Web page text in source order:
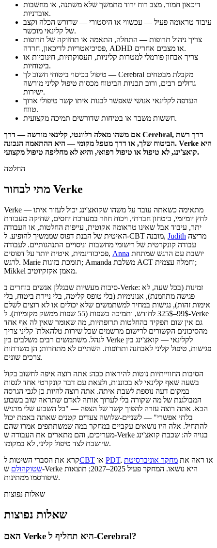
דיכאון חמור, מצב רוח ירוד מתמשך שלא משתנה, או מחשבות
אובדניות.
עיבוד טראומה פעיל — עכשווי או היסטורי — שדורש הכלה וקצב
של קלינאי מוכשר.
צריך ניהול תרופות — התחלה, התאמה או תחזוקה של תרופות
פסיכיאטריות לדיכאון, חרדה, ADHD או מצבים אחרים.
צריך אבחון פורמלי למטרות קליניות, תעסוקתיות, חינוכיות או
ביטוחיות.
טיפול בכיסוי ביטוחי חשוב לך — Cerebral מקבלת מבטחים
גדולים רבים, ורוב תכניות הביטוח מכסות טיפול קליני מורשה
ישירות.
העדפה לקלינאי אנושי שאפשר לבנות איתו קשר טיפולי ארוך
טווח.
חששות משבר או בטיחות שדורשים תמיכה מקצועית.
אם משהו מאלה רלוונטי, קלינאי מורשה — דרך Cerebral, דרך רשת
הביטוח שלך, או דרך מטפל מקומי — היא ההתאמה הנכונה. Verke היא
קואצ'ינג, לא טיפול או טיפול רפואי, והיא לא מחליפה טיפול מקצועי.
החלטה
מתי לבחור Verke
Verke מתאימה כשאתה עובד על משהו שקואצ'ינג יכול לעזור איתו —
לחץ יומיומי, ביטחון חברתי, ויכוח חוזר במערכת יחסים, שחיקה מעבודת
יתר, עיבוד אבל שאינו טראומה אקוטית, עייפות החלטות, או העבודה
האיטית של הבנת דפוס שממשיך להופיע. ל-CBT מובנה, Judith
עבודה קונקרטית של רישומי מחשבות וניסויים התנהגותיים. לעבודה
פסיכודינמית, איטית יותר על דפוסים, Anna
לרגש. Marie תומכת בזוגות; Amanda משלבת ACT וחמלה עצמית;
Mikkel מאמן אקזקיוטיב.
סיבות מעשיות שבגללן אנשים בוחרים ב-Verke: זמינות (בכל שעה, לא
פגישה מתוזמנת), אנונימיות (בלי טופס קליטה, בלי ניירת ביטוח, בלי
אימות זהות), נגישות במחיר למשתמשים שלא יכולים או לא רוצים לשלם
99$–325$ לחודש, ותמיכה בשפות (55 שפות ממשק מקומיות). ל-Verke
גם אין שום תפקיד בהחלטות תרופתיות, מה שאומר שאין לה אף אחד
מהסיכונים הקשורים לרישום מרשמים שכל שירות טלהאלת' קליני צריך
לנהל. משתמשים רבים משלבים בין Verke לקלינאי — קואצ'ינג בין
פגישות, טיפול קליני לאבחנה ותרופות. השתיים לא מתחרות; הן משרתות
צרכים שונים.
הסיבות החווייתיות נוטות להיראות ככה: אתה רוצה איפה לחשוב בקול
בשעה שאף קלינאי לא בכוננות, ולצאת עם דבר קונקרטי אחד לנסות
במקום דעה נוספת לשבת איתה. אתה רוצה להיות כן לגבי הגרסה
המבולגנת של מה שקורה בלי לערוך אותה לאדם שתראה שוב בשבוע
הבא. אתה רוצה עזרה להפוך קשר של הצפה — "כל השבוע שלי מרגיש
בלתי אפשרי" — לשניים-שלושה צעדים קטנים שאתה באמת יכול
להתחיל. אלה היו נושאים עקביים במחקר במה שמשתתפים אמרו שהם
מעריכים, והם מתארים את העבודה ש-Verke בנויה לה: שכבת קואצ'ינג
שיושבת לצד טיפול קליני, לא במקומו.
קרא את הסברי השיטות לCBT PDT , או ראה את מחקר אוניברסיטת
שטוקהולם ש‑Verke היא נושאו. המחקר פעיל 2025–2027; תוצאות
שיפורסמו ממתינות.
שאלות נפוצות
שאלות נפוצות
האם Verke היא תחליף ל-Cerebral?